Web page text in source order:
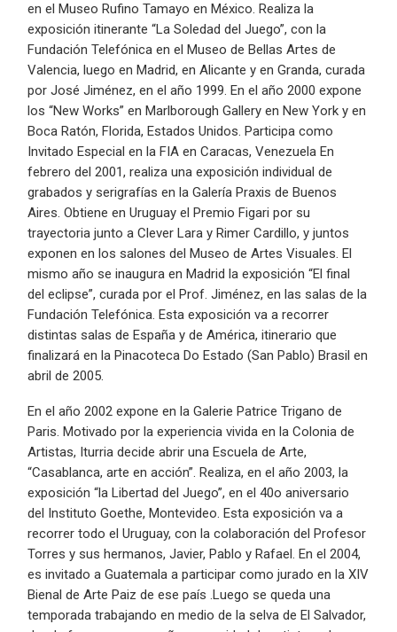
en el Museo Rufino Tamayo en México. Realiza la
exposición itinerante “La Soledad del Juego”, con la
Fundación Telefónica en el Museo de Bellas Artes de
Valencia, luego en Madrid, en Alicante y en Granda, curada
por José Jiménez, en el año 1999. En el año 2000 expone
los “New Works” en Marlborough Gallery en New York y en
Boca Ratón, Florida, Estados Unidos. Participa como
Invitado Especial en la FIA en Caracas, Venezuela En
febrero del 2001, realiza una exposición individual de
grabados y serigrafías en la Galería Praxis de Buenos
Aires. Obtiene en Uruguay el Premio Figari por su
trayectoria junto a Clever Lara y Rimer Cardillo, y juntos
exponen en los salones del Museo de Artes Visuales. El
mismo año se inaugura en Madrid la exposición “El final
del eclipse”, curada por el Prof. Jiménez, en las salas de la
Fundación Telefónica. Esta exposición va a recorrer
distintas salas de España y de América, itinerario que
finalizará en la Pinacoteca Do Estado (San Pablo) Brasil en
abril de 2005.
En el año 2002 expone en la Galerie Patrice Trigano de
Paris. Motivado por la experiencia vivida en la Colonia de
Artistas, Iturria decide abrir una Escuela de Arte,
“Casablanca, arte en acción”. Realiza, en el año 2003, la
exposición “la Libertad del Juego”, en el 40o aniversario
del Instituto Goethe, Montevideo. Esta exposición va a
recorrer todo el Uruguay, con la colaboración del Profesor
Torres y sus hermanos, Javier, Pablo y Rafael. En el 2004,
es invitado a Guatemala a participar como jurado en la XIV
Bienal de Arte Paiz de ese país .Luego se queda una
temporada trabajando en medio de la selva de El Salvador,